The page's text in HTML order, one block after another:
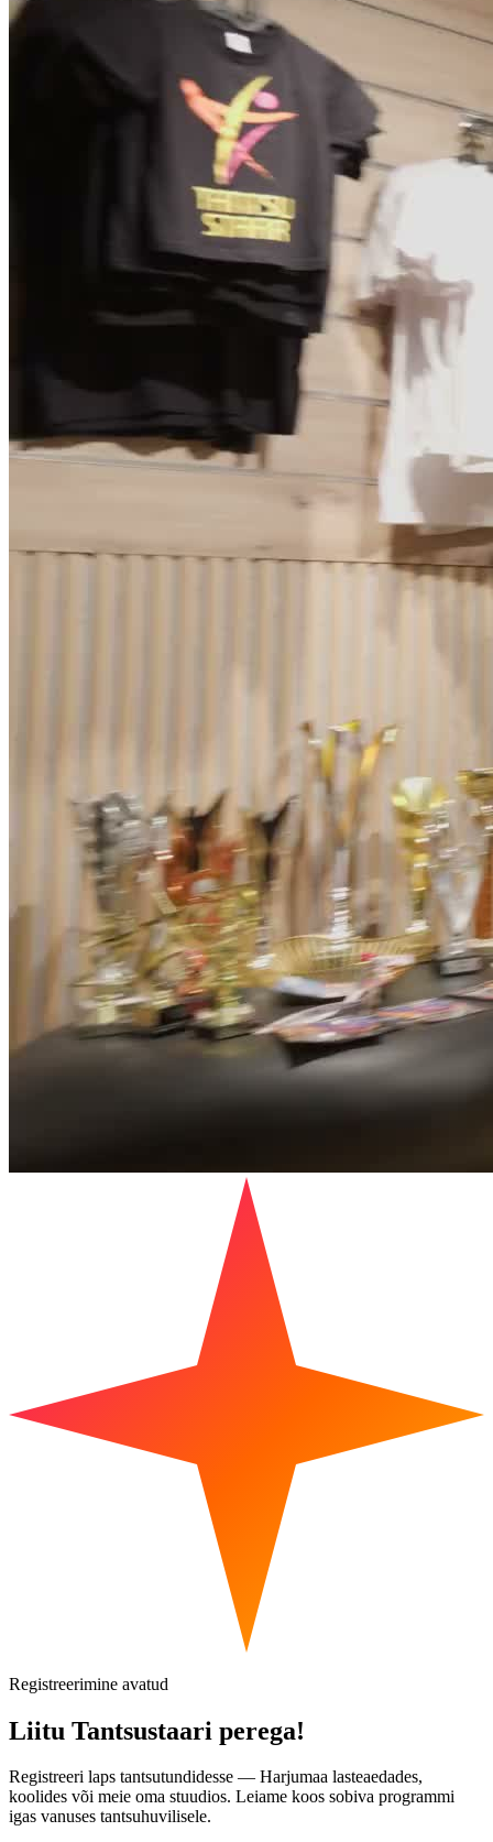
Registreerimine avatud
Liitu Tantsustaari perega!
Registreeri laps tantsutundidesse — Harjumaa lasteaedades,
koolides või meie oma stuudios. Leiame koos sobiva programmi
igas vanuses tantsuhuvilisele.